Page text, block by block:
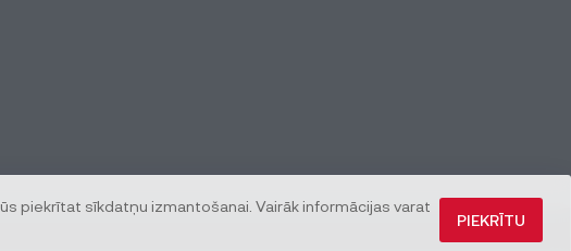
piekrītat sīkdatņu izmantošanai. Vairāk informācijas varat
PIEKRĪTU